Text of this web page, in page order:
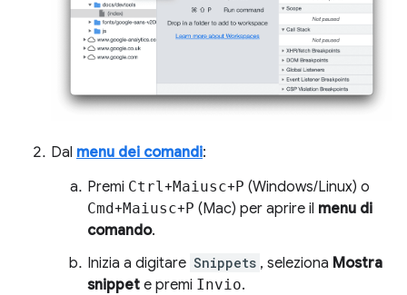
Dal menu dei comandi:
Premi Ctrl +Maiusc+P (Windows/Linux) o
Cmd+Maiusc+P (Mac) per aprire il menu di
comando.
Inizia a digitare Snippets , seleziona Mostra
snippet e premi Invio.